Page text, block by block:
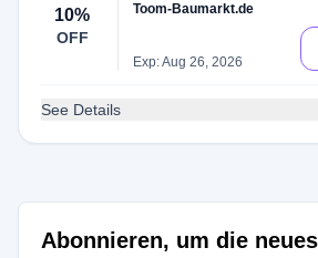
10%
OFF
Toom-Baumarkt.de
Exp: Aug 26, 2026
See Details
Abonnieren, um die